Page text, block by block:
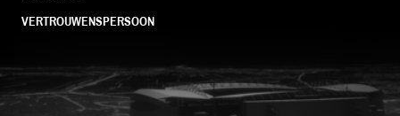
VERTROUWENSPERSOON
FC Utrecht<br>vanuit<br>het